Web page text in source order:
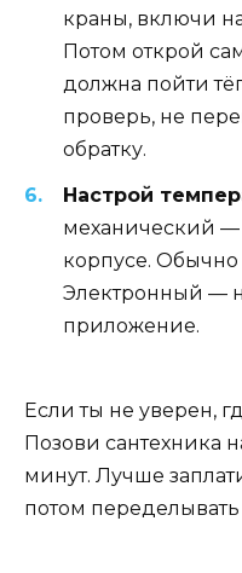
краны, включи
Потом открой
должна пойти
проверь, не
обратку.
Настрой
механический —
корпусе. Обычно
Электронный —
приложение.
Если ты не уверен,
Позови сантехника
минут. Лучше
потом переделывать